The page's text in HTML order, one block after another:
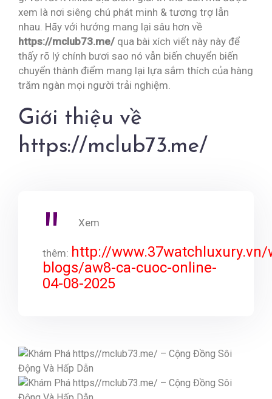
xem là nơi siêng chú phát minh & tương trợ lẫn
nhau. Hãy với hướng mang lại sâu hơn về
https://mclub73.me/ qua bài xích viết này này để
thấy rõ lý chính bươi sao nó vẫn biến chuyển biến
chuyển thành điểm mang lại lựa sắm thích của hàng
trăm ngàn mọi người trải nghiệm.
Giới thiệu về
https://mclub73.me/
Xem
thêm: http://www.37watchluxury.vn/
blogs/aw8-ca-cuoc-online-
04-08-2025